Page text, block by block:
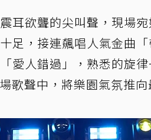
耳欲聾的尖叫聲，現場
足，接連飆唱人氣金曲
愛人錯過」，熟悉的旋
歌聲中，將樂園氣氛推向